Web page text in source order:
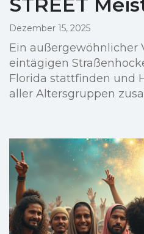
Dezember 15, 2025
Ein außergewöhnlicher
eintägigen
Florida stattfinden und
aller Altersgruppen